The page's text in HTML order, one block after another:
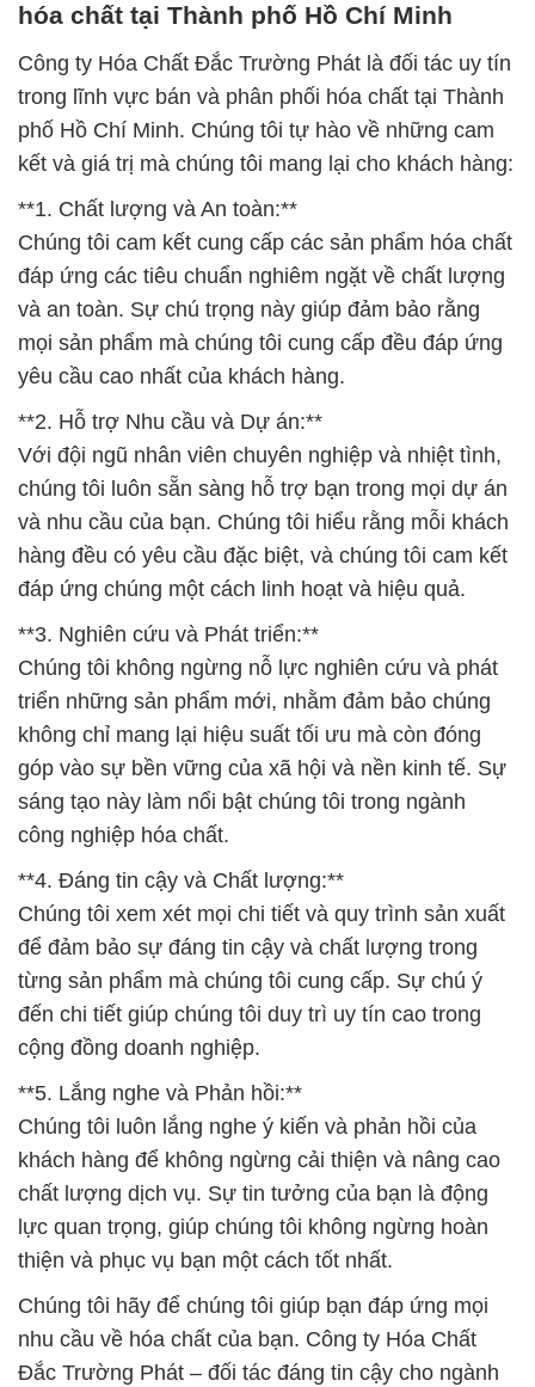
hóa chất tại Thành phố Hồ Chí Minh
Công ty Hóa Chất Đắc Trường Phát là đối tác uy tín
trong lĩnh vực bán và phân phối hóa chất tại Thành
phố Hồ Chí Minh. Chúng tôi tự hào về những cam
kết và giá trị mà chúng tôi mang lại cho khách hàng:
**1. Chất lượng và An toàn:**
Chúng tôi cam kết cung cấp các sản phẩm hóa chất
đáp ứng các tiêu chuẩn nghiêm ngặt về chất lượng
và an toàn. Sự chú trọng này giúp đảm bảo rằng
mọi sản phẩm mà chúng tôi cung cấp đều đáp ứng
yêu cầu cao nhất của khách hàng.
**2. Hỗ trợ Nhu cầu và Dự án:**
Với đội ngũ nhân viên chuyên nghiệp và nhiệt tình,
chúng tôi luôn sẵn sàng hỗ trợ bạn trong mọi dự án
và nhu cầu của bạn. Chúng tôi hiểu rằng mỗi khách
hàng đều có yêu cầu đặc biệt, và chúng tôi cam kết
đáp ứng chúng một cách linh hoạt và hiệu quả.
**3. Nghiên cứu và Phát triển:**
Chúng tôi không ngừng nỗ lực nghiên cứu và phát
triển những sản phẩm mới, nhằm đảm bảo chúng
không chỉ mang lại hiệu suất tối ưu mà còn đóng
góp vào sự bền vững của xã hội và nền kinh tế. Sự
sáng tạo này làm nổi bật chúng tôi trong ngành
công nghiệp hóa chất.
**4. Đáng tin cậy và Chất lượng:**
Chúng tôi xem xét mọi chi tiết và quy trình sản xuất
để đảm bảo sự đáng tin cậy và chất lượng trong
từng sản phẩm mà chúng tôi cung cấp. Sự chú ý
đến chi tiết giúp chúng tôi duy trì uy tín cao trong
cộng đồng doanh nghiệp.
**5. Lắng nghe và Phản hồi:**
Chúng tôi luôn lắng nghe ý kiến và phản hồi của
khách hàng để không ngừng cải thiện và nâng cao
chất lượng dịch vụ. Sự tin tưởng của bạn là động
lực quan trọng, giúp chúng tôi không ngừng hoàn
thiện và phục vụ bạn một cách tốt nhất.
Chúng tôi hãy để chúng tôi giúp bạn đáp ứng mọi
nhu cầu về hóa chất của bạn. Công ty Hóa Chất
Đắc Trường Phát – đối tác đáng tin cậy cho ngành